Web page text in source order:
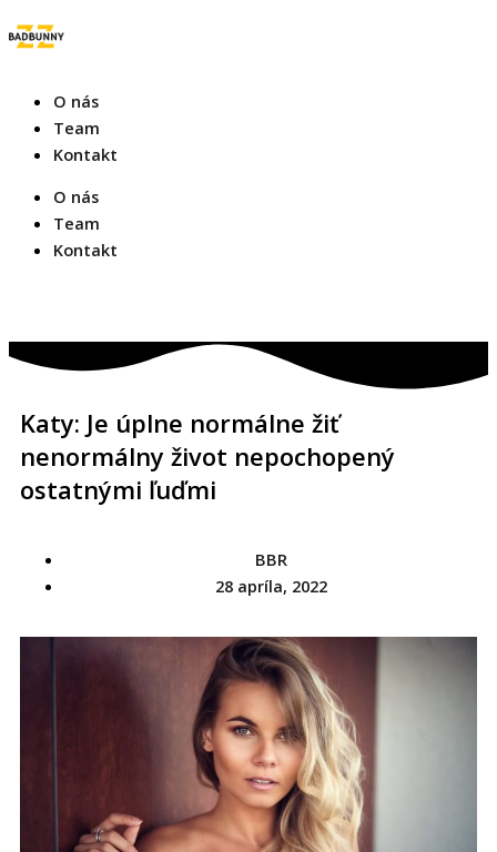
Preskočiť
na
O nás
Team
Kontakt
O nás
Team
Kontakt
o
u
t
b
e
Katy: Je úplne normálne žiť
nenormálny život nepochopený
ostatnými ľuďmi
BBR
28 apríla, 2022